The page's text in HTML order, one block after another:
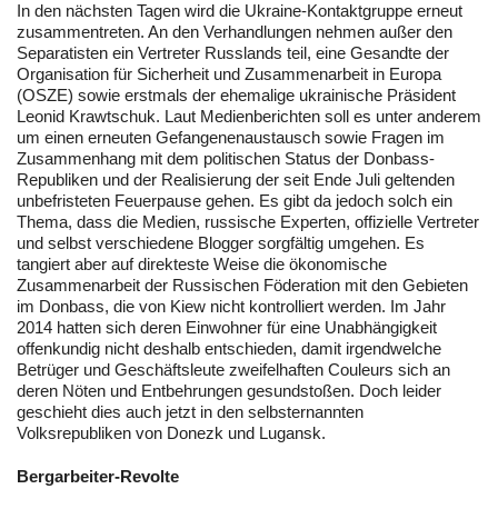
In den nächsten Tagen wird die Ukraine-Kontaktgruppe erneut
zusammentreten. An den Verhandlungen nehmen außer den
Separatisten ein Vertreter Russlands teil, eine Gesandte der
Organisation für Sicherheit und Zusammenarbeit in Europa
(OSZE) sowie erstmals der ehemalige ukrainische Präsident
Leonid Krawtschuk. Laut Medienberichten soll es unter anderem
um einen erneuten Gefangenenaustausch sowie Fragen im
Zusammenhang mit dem politischen Status der Donbass-
Republiken und der Realisierung der seit Ende Juli geltenden
unbefristeten Feuerpause gehen. Es gibt da jedoch solch ein
Thema, dass die Medien, russische Experten, offizielle Vertreter
und selbst verschiedene Blogger sorgfältig umgehen. Es
tangiert aber auf direkteste Weise die ökonomische
Zusammenarbeit der Russischen Föderation mit den Gebieten
im Donbass, die von Kiew nicht kontrolliert werden. Im Jahr
2014 hatten sich deren Einwohner für eine Unabhängigkeit
offenkundig nicht deshalb entschieden, damit irgendwelche
Betrüger und Geschäftsleute zweifelhaften Couleurs sich an
deren Nöten und Entbehrungen gesundstoßen. Doch leider
geschieht dies auch jetzt in den selbsternannten
Volksrepubliken von Donezk und Lugansk.
Bergarbeiter-Revolte